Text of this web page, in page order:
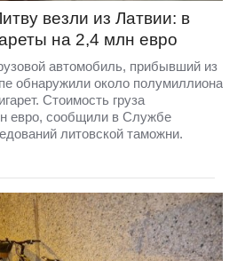
везли из Латвии: в
на 2,4 млн евро
автомобиль, прибывший из
обнаружили около полумиллиона
Стоимость груза
евро, сообщили в Службе
литовской таможни.